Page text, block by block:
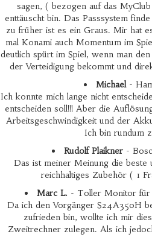
sagen, ( bezogen auf das
enttäuscht bin. Das Passsystem
zu früher ist es ein Graus. Mir hat
mal Konami auch Momentum im
deutlich spürt im Spiel, wenn man
der Verteidigung bekommt und
Michael-
Ich konnte mich lange nicht
entscheiden soll!!! Aber die
Arbeitsgeschwindigkeit und der
Ich bin rundum
Rudolf Plaikner -
Das ist meiner Meinung die beste
reichhaltiges Zubehör ( 1
Marc L. - Toller Monitor für
Da ich den Vorgänger S24A350H
zufrieden bin, wollte ich mir
Zweitrechner zulegen. Als ich